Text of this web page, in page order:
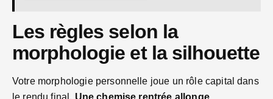
Les règles selon la
morphologie et la silhouette
Votre morphologie personnelle joue un rôle capital dans